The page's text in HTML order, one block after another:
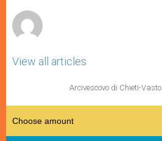
View all articles
Arcivescovo di Chieti-Vasto